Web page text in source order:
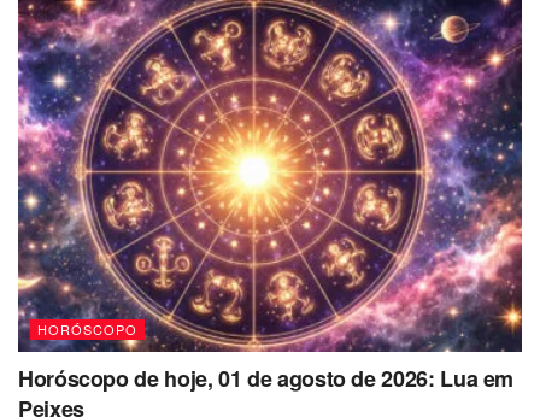
HORÓSCOPO
Horóscopo de hoje, 01 de agosto de 2026: Lua em
Peixes